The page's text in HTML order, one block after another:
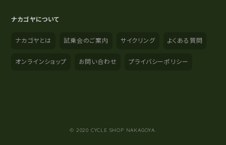
ナカゴヤについて
ナカゴヤとは 試乗会のご案内 サイクリング よくある質問
オンラインショップ お問い合わせ プライバシーポリシー
© 2020 CYCLE SHOP NAKAGOYA.